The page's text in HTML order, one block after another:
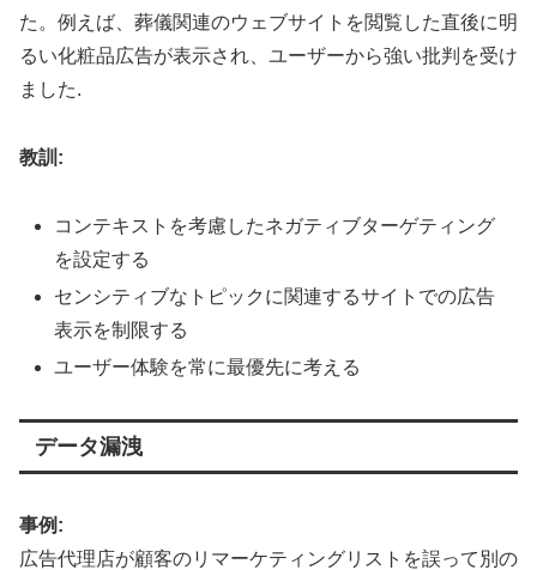
た。例えば、葬儀関連のウェブサイトを閲覧した直後に明
るい化粧品広告が表示され、ユーザーから強い批判を受け
ました.
教訓:
コンテキストを考慮したネガティブターゲティング
を設定する
センシティブなトピックに関連するサイトでの広告
表示を制限する
ユーザー体験を常に最優先に考える
データ漏洩
事例:
広告代理店が顧客のリマーケティングリストを誤って別の